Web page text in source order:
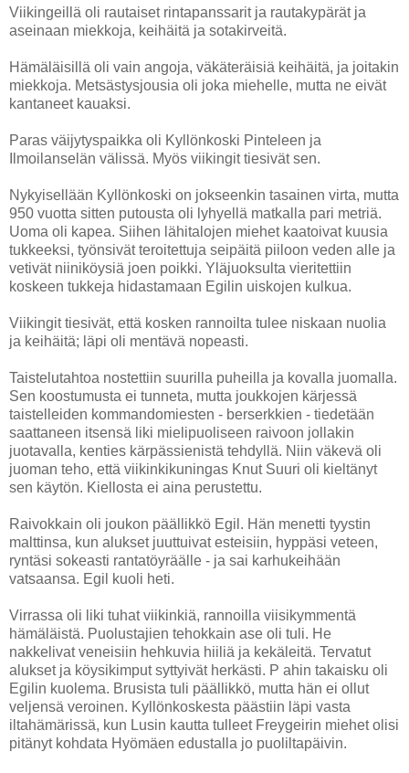
Viikingeillä oli rautaiset rintapanssarit ja rautakypärät ja
aseinaan miekkoja, keihäitä ja sotakirveitä.
Hämäläisillä oli vain angoja, väkäteräisiä keihäitä, ja joitakin
miekkoja. Metsästysjousia oli joka miehelle, mutta ne eivät
kantaneet kauaksi.
Paras väijytyspaikka oli Kyllönkoski Pinteleen ja
Ilmoilanselän välissä. Myös viikingit tiesivät sen.
Nykyisellään Kyllönkoski on jokseenkin tasainen virta, mutta
950 vuotta sitten putousta oli lyhyellä matkalla pari metriä.
Uoma oli kapea. Siihen lähitalojen miehet kaatoivat kuusia
tukkeeksi, työnsivät teroitettuja seipäitä piiloon veden alle ja
vetivät niiniköysiä joen poikki. Yläjuoksulta vieritettiin
koskeen tukkeja hidastamaan Egilin uiskojen kulkua.
Viikingit tiesivät, että kosken rannoilta tulee niskaan nuolia
ja keihäitä; läpi oli mentävä nopeasti.
Taistelutahtoa nostettiin suurilla puheilla ja kovalla juomalla.
Sen koostumusta ei tunneta, mutta joukkojen kärjessä
taistelleiden kommandomiesten - berserkkien - tiedetään
saattaneen itsensä liki mielipuoliseen raivoon jollakin
juotavalla, kenties kärpässienistä tehdyllä. Niin väkevä oli
juoman teho, että viikinkikuningas Knut Suuri oli kieltänyt
sen käytön. Kiellosta ei aina perustettu.
Raivokkain oli joukon päällikkö Egil. Hän menetti tyystin
malttinsa, kun alukset juuttuivat esteisiin, hyppäsi veteen,
ryntäsi sokeasti rantatöyräälle - ja sai karhukeihään
vatsaansa. Egil kuoli heti.
Virrassa oli liki tuhat viikinkiä, rannoilla viisikymmentä
hämäläistä. Puolustajien tehokkain ase oli tuli. He
nakkelivat veneisiin hehkuvia hiiliä ja kekäleitä. Tervatut
alukset ja köysikimput syttyivät herkästi. P ahin takaisku oli
Egilin kuolema. Brusista tuli päällikkö, mutta hän ei ollut
veljensä veroinen. Kyllönkoskesta päästiin läpi vasta
iltahämärissä, kun Lusin kautta tulleet Freygeirin miehet olisi
pitänyt kohdata Hyömäen edustalla jo puoliltapäivin.